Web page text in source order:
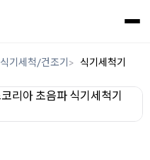
식기세척/건조기 식기세척기